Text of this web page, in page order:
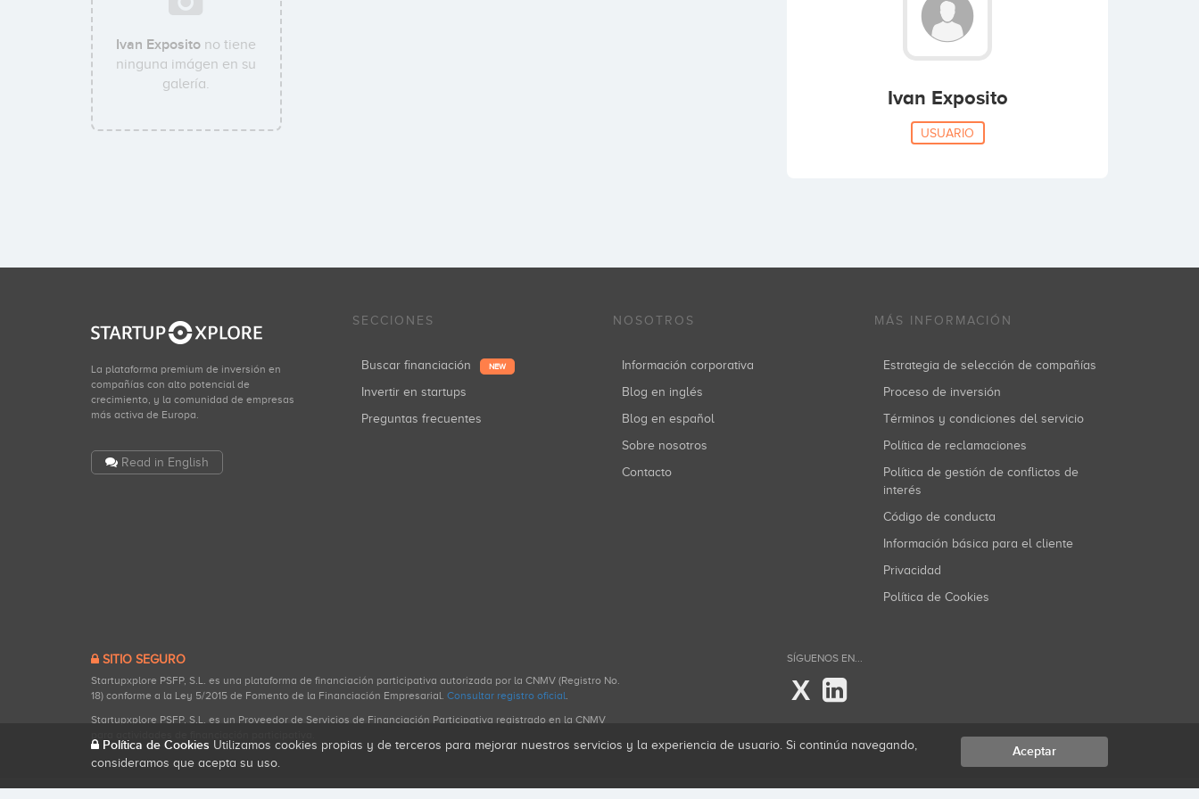
Ivan Exposito no tiene
ninguna imágen en su
galería.
Ivan Exposito
USUARIO
La plataforma premium de inversión en
compañías con alto potencial de
crecimiento, y la comunidad de empresas
más activa de Europa.
Read in English
SECCIONES
Buscar financiación NEW
Invertir en startups
Preguntas frecuentes
NOSOTROS
Información corporativa
Blog en inglés
Blog en español
Sobre nosotros
Contacto
MÁS INFORMACIÓN
Estrategia de selección de compañías
Proceso de inversión
Términos y condiciones del servicio
Política de reclamaciones
Política de gestión de conflictos de
interés
Código de conducta
Información básica para el cliente
Privacidad
Política de Cookies
SITIO SEGURO
Startupxplore PSFP, S.L. es una plataforma de financiación participativa autorizada por la CNMV (Registro No.
18) conforme a la Ley 5/2015 de Fomento de la Financiación Empresarial. Consultar registro oficial.
Startupxplore PSFP, S.L. es un Proveedor de Servicios de Financiación Participativa registrado en la CNMV
SÍGUENOS EN...
X
Política de Cookies Utilizamos cookies propias y de terceros para mejorar nuestros servicios y la experiencia de usuario. Si continúa navegando,
consideramos que acepta su uso.
Aceptar